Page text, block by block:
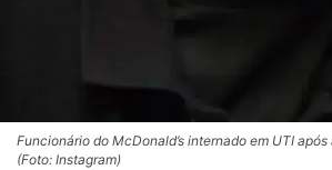
Funcionário do McDonald’s internado em UTI
(Foto: Instagram)